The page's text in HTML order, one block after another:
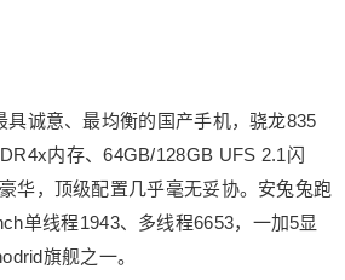
诚意、最均衡的国产手机，骁龙835
内存、64GB/128GB UFS 2.1闪
华，顶级配置几乎毫无妥协。安兔兔跑
单线程1943、多线程6653，一加5显
旗舰之一。